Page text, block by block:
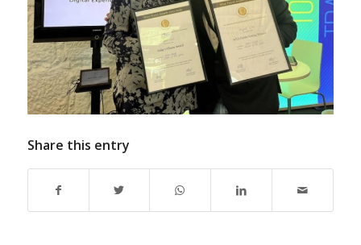
Share this entry